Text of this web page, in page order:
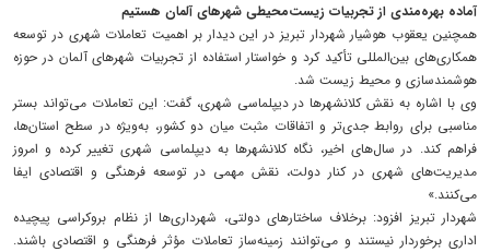
آماده بهره‌مندی از تجربیات زیست‌محیطی شهرهای آلمان هستیم
همچنین یعقوب هوشیار شهردار تبریز در این دیدار بر اهمیت تعاملات شهری در توسعه
همکاری‌های بین‌المللی تأکید کرد و خواستار استفاده از تجربیات شهرهای آلمان در حوزه
هوشمندسازی و محیط زیست شد.
وی با اشاره به نقش کلانشهرها در دیپلماسی شهری، گفت: این تعاملات می‌تواند بستر
مناسبی برای روابط جدی‌تر و اتفاقات مثبت میان دو کشور، به‌ویژه در سطح استان‌ها،
فراهم کند. در سال‌های اخیر، نگاه کلانشهرها به دیپلماسی شهری تغییر کرده و امروز
مدیریت‌های شهری در کنار دولت، نقش مهمی در توسعه فرهنگی و اقتصادی ایفا
می‌کنند.»
شهردار تبریز افزود: برخلاف ساختارهای دولتی، شهرداری‌ها از نظام بروکراسی پیچیده
اداری برخوردار نیستند و می‌توانند زمینه‌ساز تعاملات مؤثر فرهنگی و اقتصادی باشند.